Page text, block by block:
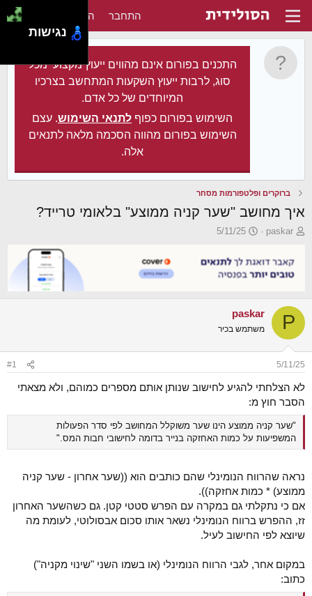
התחבר הירשם
התכנים בפורום אינם מהווים ייעוץ מקצועי מכל
סוג, לרבות ייעוץ השקעות המתחשב בצרכיו
המיוחדים של כל אדם.
השימוש בפורום כפוף לתנאי השימוש. עצם
השימוש בפורום מהווה הסכמה מלאה לתנאים
אלה.
ברוקרים ופלטפורמות מסחר
איך מחושב "שער קניה ממוצע" בלאומי טרייד?
פ
ח
ה
ו
ש
paskar
פ
ס
ם
א
ר
5/11/25
P
paskar
משתמש בכיר
5/11/25
#1
לא הצלחתי להגיע לחישוב שנותן אותם מספרים כמוהם, ולא מצאתי
הסבר חוץ מ:
"שער קניה ממוצע הינו שער משוקלל המחושב לפי סדר הפעולות
המשפיעות על כמות האחזקה בנייר בדומה לחישובי חבות המס."
נראה שהרווח הנומינלי שהם כותבים הוא ((שער אחרון - שער קניה
ממוצע) * כמות אחזקה)).
אם כי נתקלתי גם במקרה עם הפרש סטטי קטן. גם כשהשער האחרון
זז, ההפרש ברווח הנומינלי נשאר אותו סכום אבסולוטי, לעומת מה
שיוצא לפי החישוב לעיל.
במקום אחר, לגבי הרווח הנומינלי (או בשמו השני "שינוי מקניה")
כתוב:
נגישות